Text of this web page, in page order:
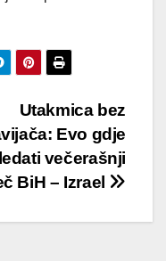
Utakmica bez
Evo gdje
večerašnji
BiH – Izrael